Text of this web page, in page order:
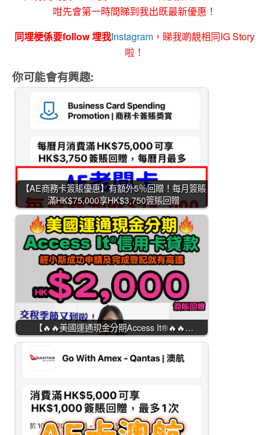
咁先會第一時間睇到我出既最新優惠！
同埋梗係要follow 埋我Instagram ，睇我啲靚相同IG Story
啦！
你可能會有興趣:
【AE商務卡簽賬優惠】有額外5％回贈！每月簽賬
滿HK$75,000享HK$3,750簽賬回贈
【🔥🔥美國運通現金分期Access It®🔥🔥…